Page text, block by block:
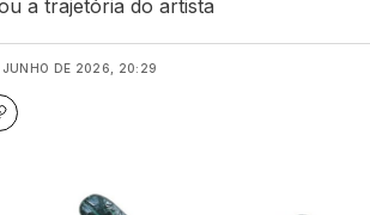
a trajetória do artista
JUNHO DE 2026, 20:29